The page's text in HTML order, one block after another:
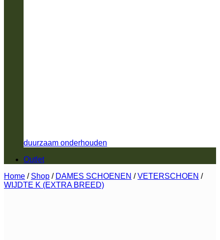
duurzaam onderhouden
Outlet
Home / Shop / DAMES SCHOENEN / VETERSCHOEN /
WIJDTE K (EXTRA BREED)